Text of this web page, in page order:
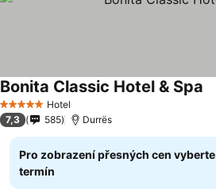
5 Počet hvězdiček
Hotel
Bonita Classic Hotel & Spa
7,3 585 Durrës
Pro zobrazení přesných cen vyberte
termín